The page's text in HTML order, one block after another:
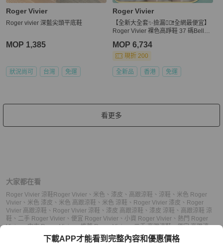
Roger Vivier
Roger vivier 深藍尖頭平底鞋
MOP 1,385
狀況尚可 台灣 免運
Roger Vivier
【​​全新大全套✨撿漏✌🏻️❗️全網最便宜】
Roger Vivier 裸色高踭鞋 37 碼Belle
MOP 6,734
現折 200
全新品 香港 免運
看更多
大家都在看
Roger Vivier 涼鞋Roger Vivier 、 米色 、 漆皮 、 高跟涼鞋 、 涼鞋 、 米色 Roger
Vivier 、 米色 漆皮 、 米色 高跟涼鞋 、 米色 涼鞋 、 Roger Vivier 漆皮 、 Roger
Vivier 高跟涼鞋 、 Roger Vivier 涼鞋 、 漆皮 高跟涼鞋 、 漆皮 涼鞋 、 高跟涼鞋 涼
鞋 、 二手 Roger Vivier 、 便宜 Roger Vivier 、 小資 Roger Vivier 、 熱門 Roger
Vivier、中古 Roger Vivier、推薦 Roger Vivier、二手 高跟涼鞋、便宜 高跟涼
小資 高跟涼鞋、 熱門 高跟涼鞋、中古 高跟涼鞋、 推薦 高跟涼鞋
、 小資 涼鞋 、熱門 涼鞋、中古 涼鞋、推薦 涼鞋
下載APP才能看到完整內容和優惠價格